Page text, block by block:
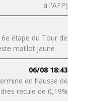
à l'AFP)
étape du Tour de
maillot jaune
06/08 18:43
en hausse de
recule de 0,19%